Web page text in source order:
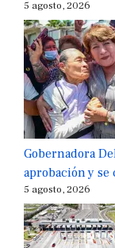
5 agosto, 2026
Gobernadora
aprobación y
5 agosto, 2026